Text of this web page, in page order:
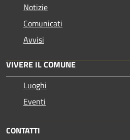
Notizie
Comunicati
Avvisi
VIVERE IL COMUNE
Luoghi
Eventi
CONTATTI